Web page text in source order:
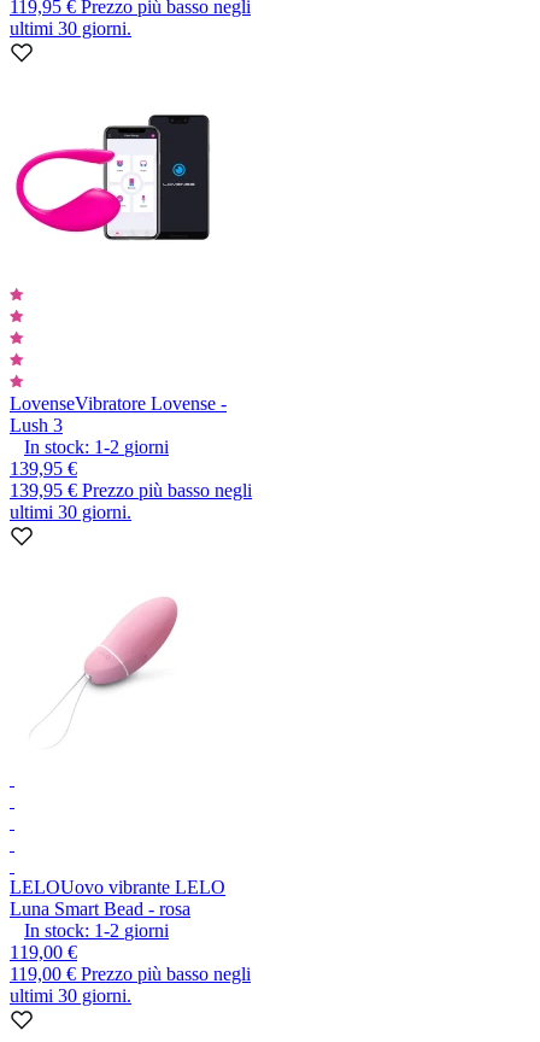
119,95 € Prezzo più basso negli
ultimi 30 giorni.
LovenseVibratore Lovense -
Lush 3
In stock: 1-2 giorni
139,95 €
139,95 € Prezzo più basso negli
ultimi 30 giorni.
LELOUovo vibrante LELO
Luna Smart Bead - rosa
In stock: 1-2 giorni
119,00 €
119,00 € Prezzo più basso negli
ultimi 30 giorni.